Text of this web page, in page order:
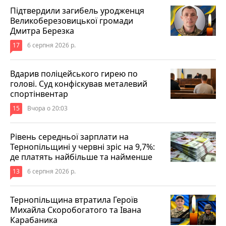
Підтвердили загибель уродженця
Великоберезовицької громади
Дмитра Березка
17 6 серпня 2026 р.
Вдарив поліцейського гирею по
голові. Суд конфіскував металевий
спортінвентар
15 Вчора о 20:03
Рівень середньої зарплати на
Тернопільщині у червні зріс на 9,7%:
де платять найбільше та найменше
13 6 серпня 2026 р.
Тернопільщина втратила Героїв
Михайла Скоробогатого та Івана
Карабаника